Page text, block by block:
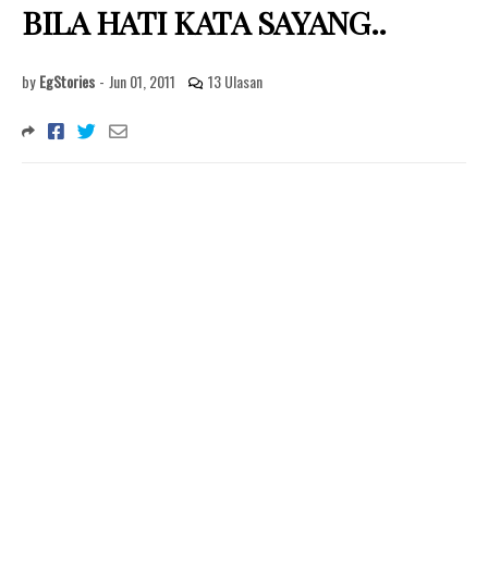
BILA HATI KATA SAYANG..
by EgStories - Jun 01, 2011 13 Ulasan